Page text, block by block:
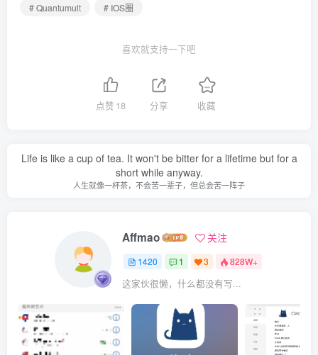
# Quantumult
# IOS圈
喜欢就支持一下吧
点赞 18 分享 收藏
Life is like a cup of tea. It won't be bitter for a lifetime but for a
short while anyway.
人生就像一杯茶，不会苦一辈子，但总会苦一阵子
Affmao 关注
1420 1 3 828W+
这家伙很懒，什么都没有写...